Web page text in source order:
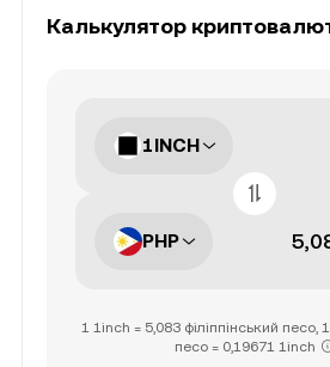
Калькулятор
1INCH
PHP
1 1inch = 5,083 філіппінський песо, 1
песо = 0,19671 1inch